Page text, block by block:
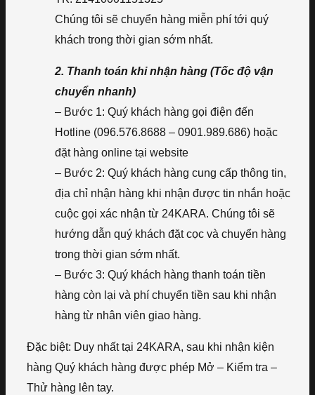
Chúng tôi sẽ chuyển hàng miễn phí tới quý
khách trong thời gian sớm nhất.
2. Thanh toán khi nhận hàng (Tốc độ vận
chuyển nhanh)
– Bước 1: Quý khách hàng gọi điện đến
Hotline (096.576.8688 – 0901.989.686) hoặc
đặt hàng online tại website
– Bước 2: Quý khách hàng cung cấp thông tin,
địa chỉ nhận hàng khi nhận được tin nhắn hoặc
cuộc gọi xác nhận từ 24KARA. Chúng tôi sẽ
hướng dẫn quý khách đặt cọc và chuyển hàng
trong thời gian sớm nhất.
– Bước 3: Quý khách hàng thanh toán tiền
hàng còn lại và phí chuyển tiền sau khi nhận
hàng từ nhân viên giao hàng.
Đặc biệt: Duy nhất tại 24KARA, sau khi nhận kiện
hàng Quý khách hàng được phép Mở – Kiểm tra –
Thử hàng lên tay.